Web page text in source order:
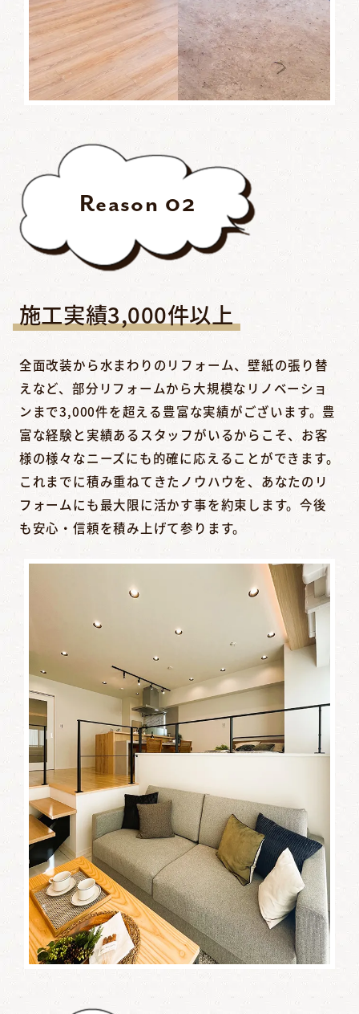
Reason 02
施工実績3,000件以上
全面改装から水まわりのリフォーム、壁紙の張り替
えなど、部分リフォームから大規模なリノベーショ
ンまで3,000件を超える豊富な実績がございます。豊
富な経験と実績あるスタッフがいるからこそ、お客
様の様々なニーズにも的確に応えることができます。
これまでに積み重ねてきたノウハウを、あなたのリ
フォームにも最大限に活かす事を約束します。今後
も安心・信頼を積み上げて参ります。